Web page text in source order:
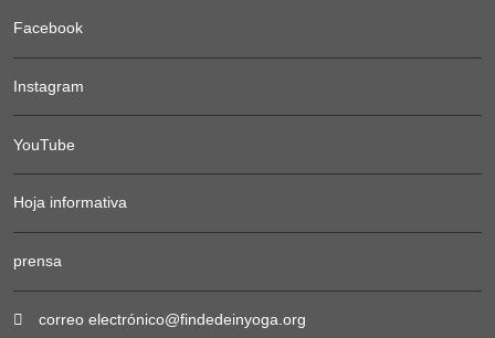
Facebook
Instagram
YouTube
Hoja informativa
prensa
correo electrónico@findedeinyoga.org